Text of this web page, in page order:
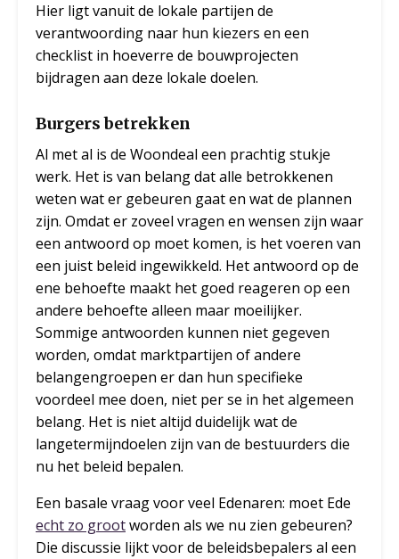
Hier ligt vanuit de lokale partijen de
verantwoording naar hun kiezers en een
checklist in hoeverre de bouwprojecten
bijdragen aan deze lokale doelen.
Burgers betrekken
Al met al is de Woondeal een prachtig stukje
werk. Het is van belang dat alle betrokkenen
weten wat er gebeuren gaat en wat de plannen
zijn. Omdat er zoveel vragen en wensen zijn waar
een antwoord op moet komen, is het voeren van
een juist beleid ingewikkeld. Het antwoord op de
ene behoefte maakt het goed reageren op een
andere behoefte alleen maar moeilijker.
Sommige antwoorden kunnen niet gegeven
worden, omdat marktpartijen of andere
belangengroepen er dan hun specifieke
voordeel mee doen, niet per se in het algemeen
belang. Het is niet altijd duidelijk wat de
langetermijndoelen zijn van de bestuurders die
nu het beleid bepalen.
Een basale vraag voor veel Edenaren: moet Ede
echt zo grootworden als we nu zien gebeuren?
Die discussie lijkt voor de beleidsbepalers al een